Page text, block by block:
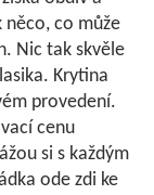
něco, co může
Nic tak skvěle
Krytina
provedení.
cenu
si s každým
ode zdi ke